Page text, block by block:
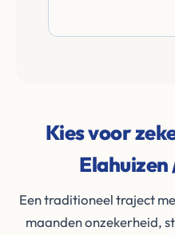
Kies voor
Elahuizen
Een traditioneel traject
maanden onzekerheid,